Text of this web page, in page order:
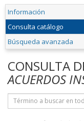
Información
Consulta catálogo
Búsqueda avanzada
CONSULTA
ACUERDOS